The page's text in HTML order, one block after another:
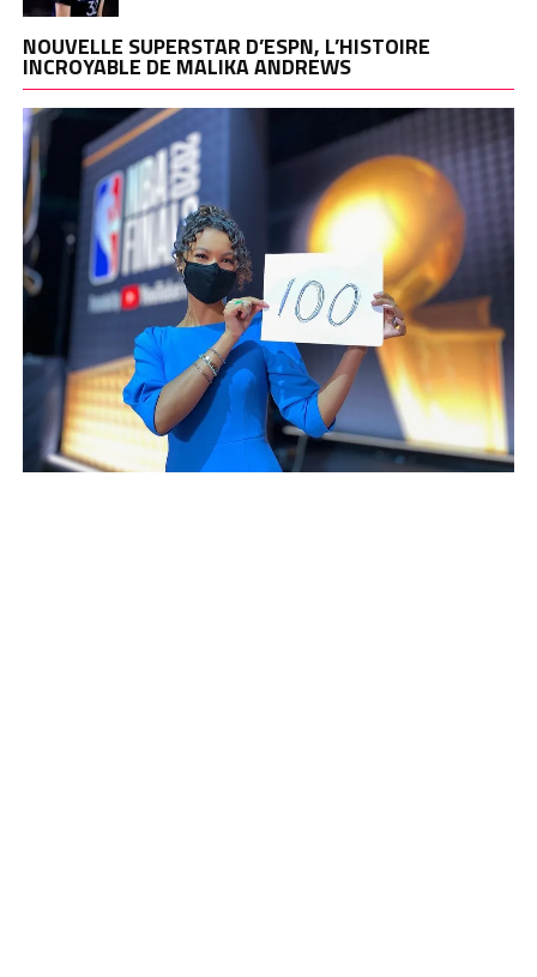
NOUVELLE SUPERSTAR D’ESPN, L’HISTOIRE
INCROYABLE DE MALIKA ANDREWS